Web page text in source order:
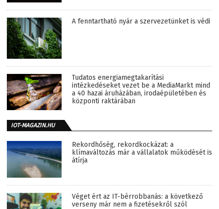
A fenntartható nyár a szervezetünket is védi
Tudatos energiamegtakarítási
intézkedéseket vezet be a MediaMarkt mind
a 40 hazai áruházában, irodaépületében és
központi raktárában
IOT-MAGAZIN.HU
Rekordhőség, rekordkockázat: a
klímaváltozás már a vállalatok működését is
átírja
Véget ért az IT-bérrobbanás: a következő
verseny már nem a fizetésekről szól